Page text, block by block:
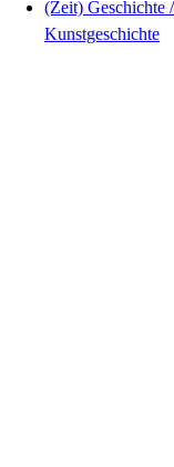
(Zeit) Geschichte /
Kunstgeschichte